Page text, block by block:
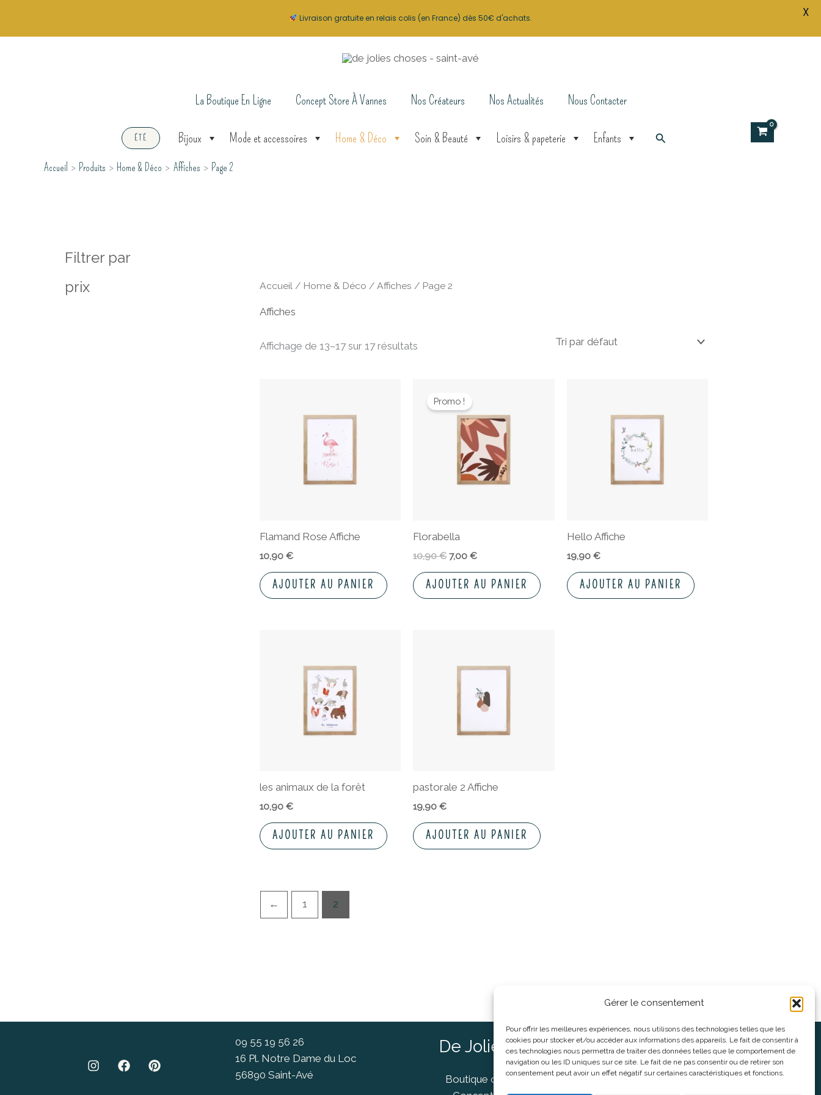
Gérer le consentement
Pour offrir les meilleures expériences, nous utilisons des technologies telles que les
cookies pour stocker et/ou accéder aux informations des appareils. Le fait de consentir à
ces technologies nous permettra de traiter des données telles que le comportement de
navigation ou les ID uniques sur ce site. Le fait de ne pas consentir ou de retirer son
consentement peut avoir un effet négatif sur certaines caractéristiques et fonctions.
La Boutique En Ligne Concept Store À Vannes Nos Créateurs Nos Actualités Nous Contacter
ÉTÉ Bijoux Mode et accessoires Home & Déco Soin & Beauté Loisirs & papeterie Enfants Rechercher
Accueil Produits Home & Déco Affiches Page 2
Filtrer par
prix
Accueil / Home & Déco /Affiches / Page 2
Affiches
Affichage de 13–17 sur 17 résultats
Flamand Rose Affiche
10,90€
AJOUTER AU PANIER
Promo !
Florabella
10,90€
prix
initial
était :
10,90 €.
7,00€
est :
7,00 €.
AJOUTER AU PANIER
Hello Affiche
19,90 €
AJOUTER AU PANIER
les animaux de la forêt
10,90€
AJOUTER AU PANIER
pastorale 2 Affiche
19,90€
AJOUTER AU PANIER
← 1 2
09 55 19 56 26
16 Pl. Notre Dame du Loc
56890 Saint-Avé
De Jolies Choses
Boutique cadeaux Vannes
Informations légales
CGV
Livraison gratuite en relais colis (en France) dès 50€ d'achats. X